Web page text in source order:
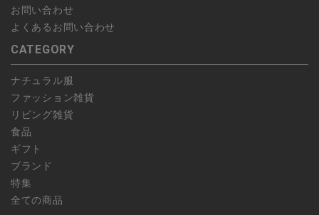
お問い合わせ
よくあるお問い合わせ
CATEGORY
ナチュラル服
ファッション雑貨
リビング雑貨
食品
ギフト
ブランド
特集
全ての商品